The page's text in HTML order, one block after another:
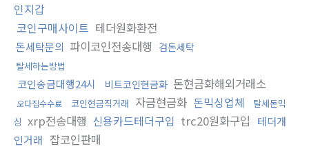
인지갑
코인구매사이트 테더원화환전
돈세탁문의 파이코인전송대행 검돈세탁
탈세하는방법
코인송금대행24시 비트코인현금화 돈현금화해외거래소
오다집수수료 코인현금직거래 자금현금화 돈믹싱업체
탈세돈믹
싱 xrp전송대행 신용카드테더구입 trc20원화구입
테더개
인거래 잡코인판매